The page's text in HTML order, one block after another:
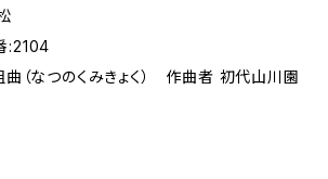
:2104
曲（なつのくみきょく） 作曲者 初代山川園